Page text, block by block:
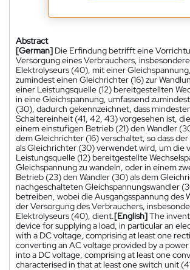
Abstract
[German] Die Erfindung betrifft eine
Versorgung eines Verbrauchers,
Elektrolyseurs (40), mit einer
zumindest einen Gleichrichter (16) zur
einer Leistungsquelle (12) bereitgestellten
in eine Gleichspannung, umfassend
(30), dadurch gekennzeichnet, dass
Schaltereinheit (41, 42, 43) vorgesehen ist,
einem einstufigen Betrieb (21) den Wandler
dem Gleichrichter (16) verschaltet, so dass
als Gleichrichter (30) verwendet wird, um die
Leistungsquelle (12) bereitgestellte
Gleichspannung zu wandeln, oder in einem
Betrieb (23) den Wandler (30) als dem
nachgeschalteten Gleichspannungswandler
betreiben, wobei die Ausgangsspannung des
der Versorgung des Verbrauchers,
Elektrolyseurs (40), dient.[English]The
device for supplying a load, in particular an
with a DC voltage, comprising at least one
converting an AC voltage provided by a power
into a DC voltage, comprising at least one
characterised in that at least one switch unit